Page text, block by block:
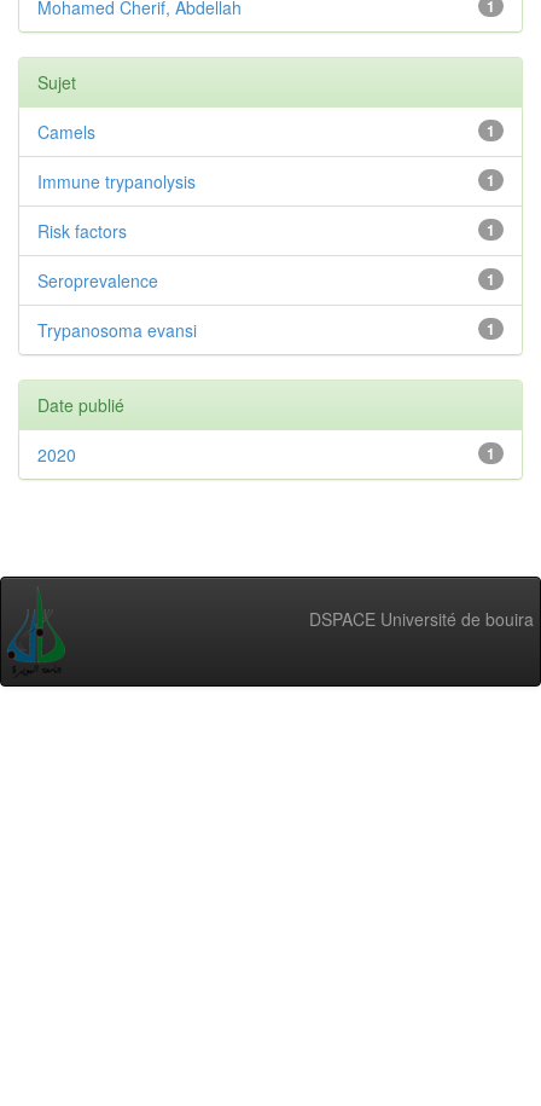
1
Mohamed Cherif, Abdellah
Sujet
1
Camels
1
Immune trypanolysis
1
Risk factors
1
Seroprevalence
1
Trypanosoma evansi
Date publié
1
2020
DSPACE Université de bouira